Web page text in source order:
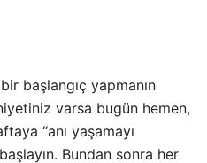
başlangıç yapmanın
varsa bugün hemen,
“anı yaşamayı
Bundan sonra her